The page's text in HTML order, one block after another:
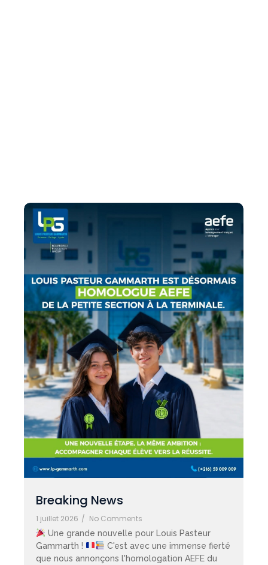
Breaking News
1 juillet 2026 / No Comments
Une grande nouvelle pour Louis Pasteur
Gammarth !
C'est avec une immense fierté
que nous annonçons l'homologation AEFE du